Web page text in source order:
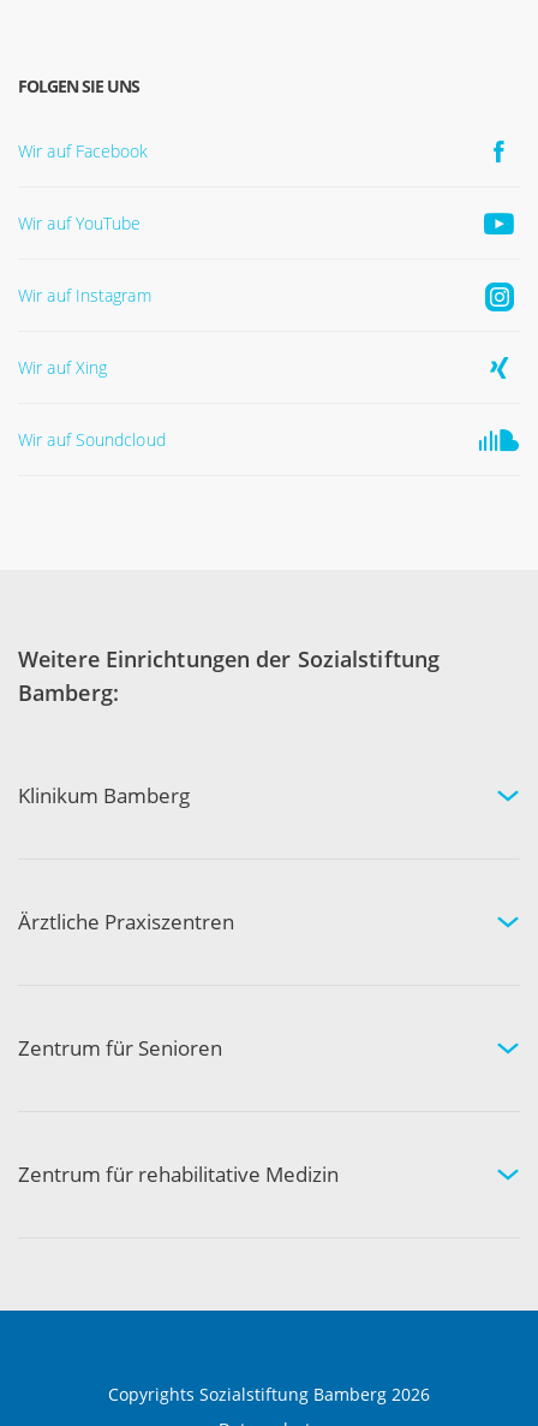
FOLGEN SIE UNS
Wir auf Facebook
Wir auf YouTube
Wir auf Instagram
Wir auf Xing
Wir auf Soundcloud
Weitere Einrichtungen der Sozialstiftung
Bamberg:
Klinikum Bamberg
Ihre Sicherheit
Ärztliche Praxiszentren
Kompetenznetzwerk
Zentrum für Senioren
Aktivität und Gemeinschaft
Zentrum für rehabilitative Medizin
Copyrights Sozialstiftung Bamberg 2026